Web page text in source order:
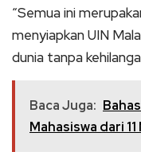
“Semua ini
menyiapkan UIN
dunia tanpa
Baca Juga:
Mahasiswa dari